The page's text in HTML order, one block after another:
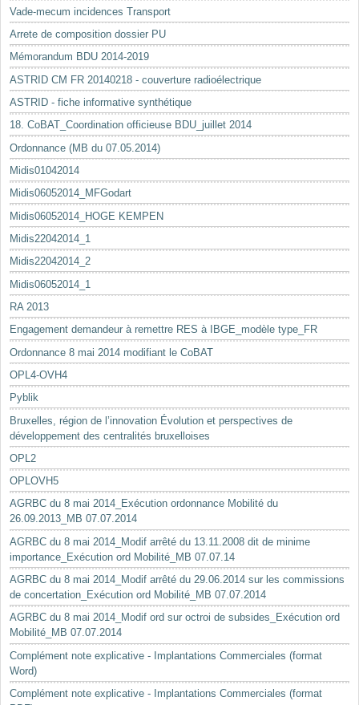
Vade-mecum incidences Transport
Arrete de composition dossier PU
Mémorandum BDU 2014-2019
ASTRID CM FR 20140218 - couverture radioélectrique
ASTRID - fiche informative synthétique
18. CoBAT_Coordination officieuse BDU_juillet 2014
Ordonnance (MB du 07.05.2014)
Midis01042014
Midis06052014_MFGodart
Midis06052014_HOGE KEMPEN
Midis22042014_1
Midis22042014_2
Midis06052014_1
RA 2013
Engagement demandeur à remettre RES à IBGE_modèle type_FR
Ordonnance 8 mai 2014 modifiant le CoBAT
OPL4-OVH4
Pyblik
Bruxelles, région de l’innovation Évolution et perspectives de
développement des centralités bruxelloises
OPL2
OPLOVH5
AGRBC du 8 mai 2014_Exécution ordonnance Mobilité du
26.09.2013_MB 07.07.2014
AGRBC du 8 mai 2014_Modif arrêté du 13.11.2008 dit de minime
importance_Exécution ord Mobilité_MB 07.07.14
AGRBC du 8 mai 2014_Modif arrêté du 29.06.2014 sur les commissions
de concertation_Exécution ord Mobilité_MB 07.07.2014
AGRBC du 8 mai 2014_Modif ord sur octroi de subsides_Exécution ord
Mobilité_MB 07.07.2014
Complément note explicative - Implantations Commerciales (format
Word)
Complément note explicative - Implantations Commerciales (format